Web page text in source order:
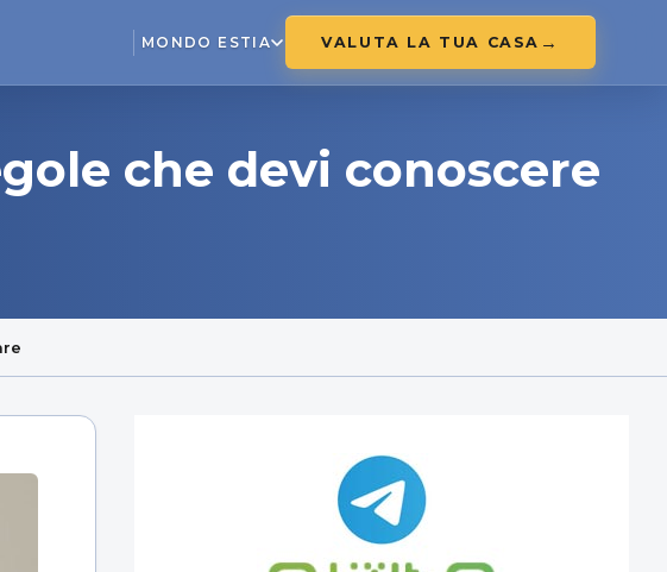
MONDO ESTIA VALUTA LA TUA CASA
che devi conoscere